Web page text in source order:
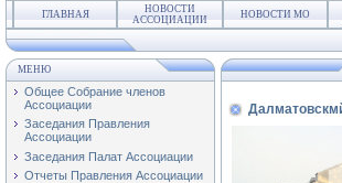
ГЛАВНАЯ
НОВОСТИ
АССОЦИАЦИИ
НОВОСТИ МО
МЕНЮ
Общее Собрание членов
Ассоциации
Заседания Правления
Ассоциации
Заседания Палат Ассоциации
Отчеты Правления Ассоциации